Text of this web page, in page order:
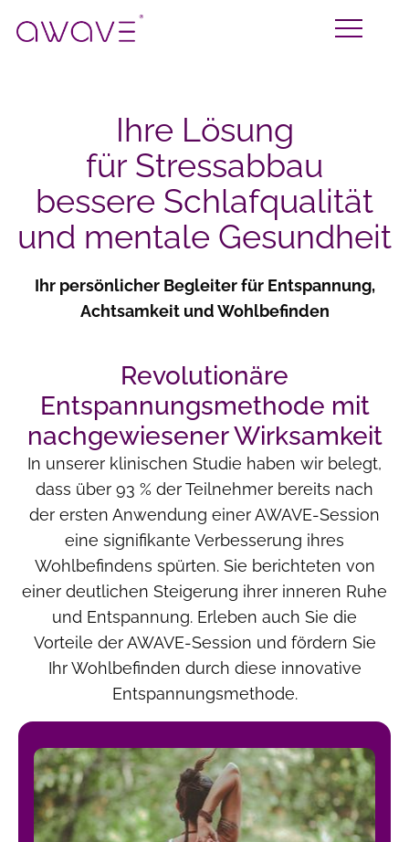
Ihre Lösung
für Stressabbau
bessere Schlafqualität
und mentale Gesundheit
Ihr persönlicher Begleiter für Entspannung,
Achtsamkeit und Wohlbefinden
Revolutionäre
Entspannungsmethode mit
nachgewiesener Wirksamkeit
In unserer klinischen Studie haben wir belegt,
dass über 93 % der Teilnehmer bereits nach
der ersten Anwendung einer AWAVE-Session
eine signifikante Verbesserung ihres
Wohlbefindens spürten. Sie berichteten von
einer deutlichen Steigerung ihrer inneren Ruhe
und Entspannung. Erleben auch Sie die
Vorteile der AWAVE-Session und fördern Sie
Ihr Wohlbefinden durch diese innovative
Entspannungsmethode.